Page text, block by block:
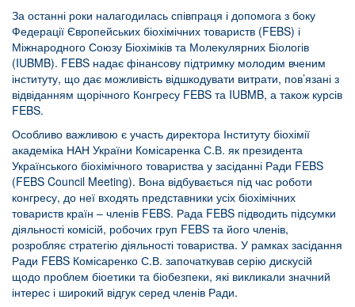
За останні роки налагодилась співпраця і допомога з боку
Федерації Європейських біохімічних товариств (FEBS) і
Міжнародного Союзу Біохіміків та Молекулярних Біологів
(IUBMB). FEBS надає фінансову підтримку молодим вченим
інституту, що дає можливість відшкодувати витрати, пов’язані з
відвіданням щорічного Конгресу FEBS та IUBMB, а також курсів
FEBS.
Особливо важливою є участь директора Інституту біохімії
академіка НАН України Комісаренка С.В. як президента
Українського біохімічного товариства у засіданні Ради FEBS
(FEBS Council Meeting). Вона відбувається під час роботи
конгресу, до неї входять представники усіх біохімічних
товариств країн ‒ членів FEBS. Рада FEBS підводить підсумки
діяльності комісій, робочих груп FEBS та його членів,
розробляє стратегію діяльності товариства. У рамках засідання
Ради FEBS Комісаренко С.В. започаткував серію дискусій
щодо проблем біоетики та біобезпеки, які викликали значний
інтерес і широкий відгук серед членів Ради.